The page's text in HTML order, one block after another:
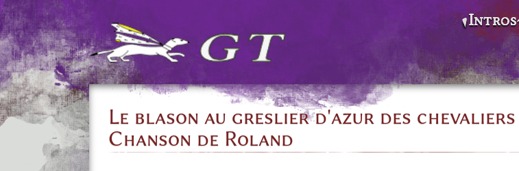
Le blason au greslier d'azur des
Chanson de Roland